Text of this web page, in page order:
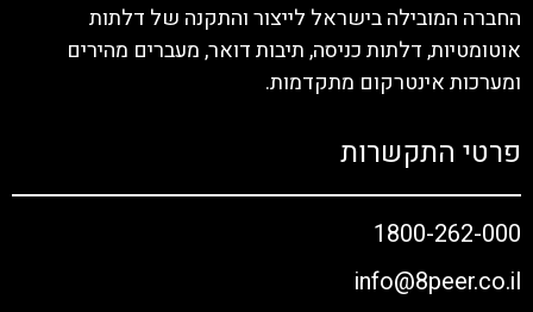
החברה המובילה בישראל לייצור והתקנה של דלתות
אוטומטיות, דלתות כניסה, תיבות דואר, מעברים מהירים
ומערכות אינטרקום מתקדמות.
פרטי התקשרות
1800-262-000
info@8peer.co.il